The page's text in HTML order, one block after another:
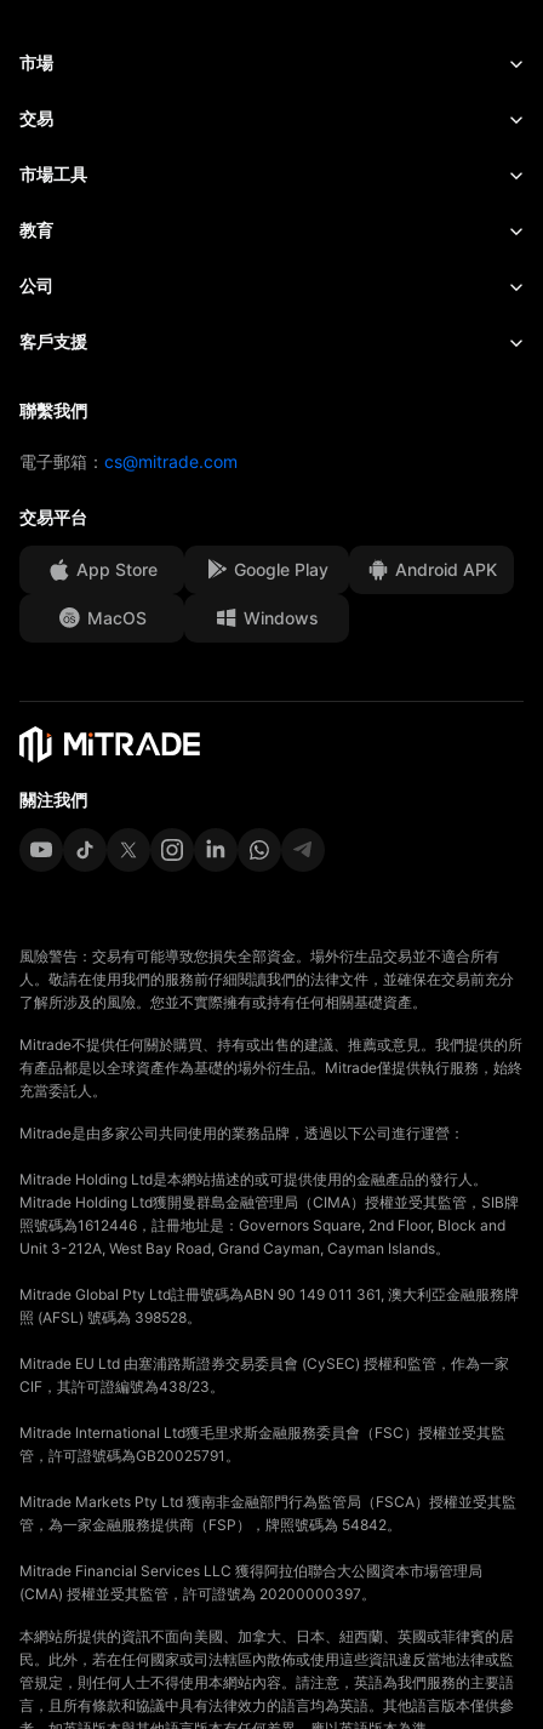
市場
外匯
商品
股票
交易
交易平台
合約細則
市場工具
即時報價
財經日曆
即時新聞
教育
快速入門
Academy
公司
關於Mitrade
客戶支援
聯繫我們
電子郵箱： cs@mitrade.com
交易平台
App Store Google Play Android APK
MacOS Windows
關注我們
風險警告：交易有可能導致您損失全部資金。場外衍生品交易並不適合所有
人。敬請在使用我們的服務前仔細閱讀我們的法律文件，並確保在交易前充分
了解所涉及的風險。您並不實際擁有或持有任何相關基礎資產。
Mitrade不提供任何關於購買、持有或出售的建議、推薦或意見。我們提供的所
有產品都是以全球資產作為基礎的場外衍生品。Mitrade僅提供執行服務，始終
充當委託人。
Mitrade是由多家公司共同使用的業務品牌，透過以下公司進行運營：
Mitrade Holding Ltd是本網站描述的或可提供使用的金融產品的發行人。
Mitrade Holding Ltd獲開曼群島金融管理局（CIMA）授權並受其監管，SIB牌
照號碼為1612446，註冊地址是：Governors Square, 2nd Floor, Block and
Unit 3-212A, West Bay Road, Grand Cayman, Cayman Islands。
Mitrade Global Pty Ltd註冊號碼為ABN 90 149 011 361, 澳大利亞金融服務牌
照 (AFSL) 號碼為 398528。
Mitrade EU Ltd 由塞浦路斯證券交易委員會 (CySEC) 授權和監管，作為一家
CIF，其許可證編號為438/23。
Mitrade International Ltd獲毛里求斯金融服務委員會（FSC）授權並受其監
管，許可證號碼為GB20025791。
Mitrade Markets Pty Ltd 獲南非金融部門行為監管局（FSCA）授權並受其監
管，為一家金融服務提供商（FSP），牌照號碼為 54842。
Mitrade Financial Services LLC 獲得阿拉伯聯合大公國資本市場管理局
(CMA) 授權並受其監管，許可證號為 20200000397。
本網站所提供的資訊不面向美國、加拿大、日本、紐西蘭、英國或菲律賓的居
民。此外，若在任何國家或司法轄區內散佈或使用這些資訊違反當地法律或監
管規定，則任何人士不得使用本網站內容。請注意，英語為我們服務的主要語
言，且所有條款和協議中具有法律效力的語言均為英語。其他語言版本僅供參